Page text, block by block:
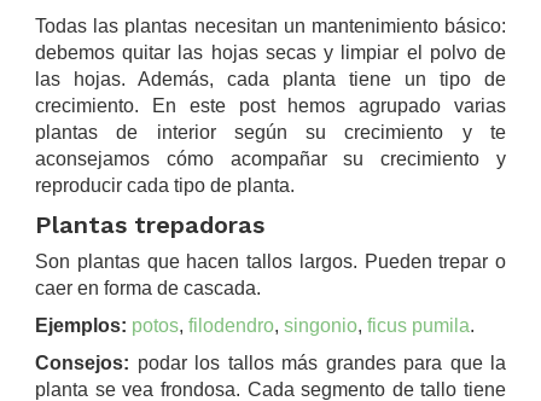
Todas las plantas necesitan un mantenimiento básico:
debemos quitar las hojas secas y limpiar el polvo de
las hojas. Además, cada planta tiene un tipo de
crecimiento. En este post hemos agrupado varias
plantas de interior según su crecimiento y te
aconsejamos cómo acompañar su crecimiento y
reproducir cada tipo de planta.
Plantas trepadoras
Son plantas que hacen tallos largos. Pueden trepar o
caer en forma de cascada.
Ejemplos: potos, filodendro, singonio, ficus pumila.
Consejos: podar los tallos más grandes para que la
planta se vea frondosa. Cada segmento de tallo tiene